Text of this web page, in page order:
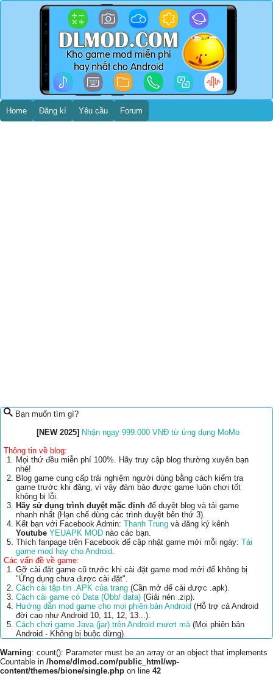
Home Đăng kí Yêu cầu Forum
Bạn muốn tìm gì?
[NEW 2025] Nhận ngay 999.000 VNĐ từ ứng dụng MoMo
Thông tin về blog:
Mọi thứ đều miễn phí 100%. Hãy truy cập blog thường xuyên bạn
nhé!
Blog game cung cấp trải nghiệm người dùng bằng cách kiểm tra
game trước khi đăng, vì vậy đảm bảo được game luôn chơi tốt
không bị lỗi.
Hãy sử dụng trình duyệt mặc định để duyệt blog và tải game
nhanh nhất (Hạn chế dùng các trình duyệt bên thứ 3).
Kết bạn với Facebook Admin: Thanh Trung và đăng ký kênh
Youtube YEUAPK MOD nào các bạn.
Thích fanpage trên Facebook để cập nhật game mới mỗi ngày: Tải
game mod hay cho Android.
Các vấn đề về game:
Gỡ cài đặt game cũ trước khi cài đặt game mod mới để không bị
"Ứng dụng chưa được cài đặt".
Cách cài tập tin .APK của trang (Cần mở để cài được .apk).
Cách cài game có Data (Obb/ data) (Giải nén .zip).
Hướng dẫn mod game cho mọi phiên bản Android (Hỗ trợ cả Android
đời cao như Android 10, 11, 12, 13...).
Cách chơi game Java (jar) trên Android mượt mà(Mọi phiên bản
Android - Không bị buộc dừng).
Warning: count(): Parameter must be an array or an object that implements
Countable in /home/dlmod.com/public_html/wp-
content/themes/bione/single.php on line 42